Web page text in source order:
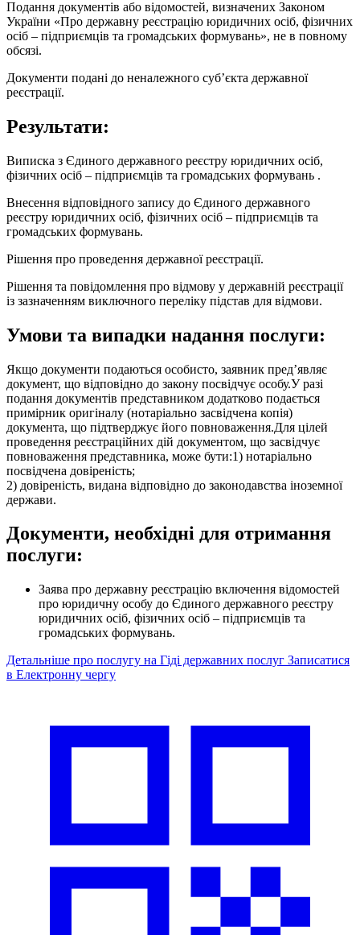
Подання документів або відомостей, визначених Законом
України «Про державну реєстрацію юридичних осіб, фізичних
осіб – підприємців та громадських формувань», не в повному
обсязі.
Документи подані до неналежного суб’єкта державної
реєстрації.
Результати:
Виписка з Єдиного державного реєстру юридичних осіб,
фізичних осіб – підприємців та громадських формувань .
Внесення відповідного запису до Єдиного державного
реєстру юридичних осіб, фізичних осіб – підприємців та
громадських формувань.
Рішення про проведення державної реєстрації.
Рішення та повідомлення про відмову у державній реєстрації
із зазначенням виключного переліку підстав для відмови.
Умови та випадки надання послуги:
Якщо документи подаються особисто, заявник пред’являє
документ, що відповідно до закону посвідчує особу.У разі
подання документів представником додатково подається
примірник оригіналу (нотаріально засвідчена копія)
документа, що підтверджує його повноваження.Для цілей
проведення реєстраційних дій документом, що засвідчує
повноваження представника, може бути:1) нотаріально
посвідчена довіреність;
2) довіреність, видана відповідно до законодавства іноземної
держави.
Документи, необхідні для отримання
послуги:
Заява про державну реєстрацію включення відомостей
про юридичну особу до Єдиного державного реєстру
юридичних осіб, фізичних осіб – підприємців та
громадських формувань.
Детальніше про послугу на Гіді державних послуг Записатися
в Електронну чергу